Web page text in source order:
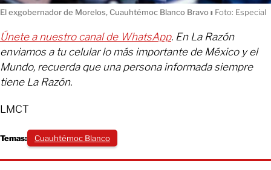
El exgobernador de Morelos, Cuauhtémoc Blanco Bravoı Foto: Especial
Únete a nuestro canal de WhatsApp. En La Razón
enviamos a tu celular lo más importante de México y el
Mundo, recuerda que una persona informada siempre
tiene La Razón.
LMCT
Temas: Cuauhtémoc Blanco